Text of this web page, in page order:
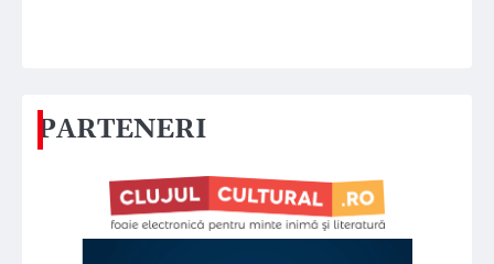
PARTENERI